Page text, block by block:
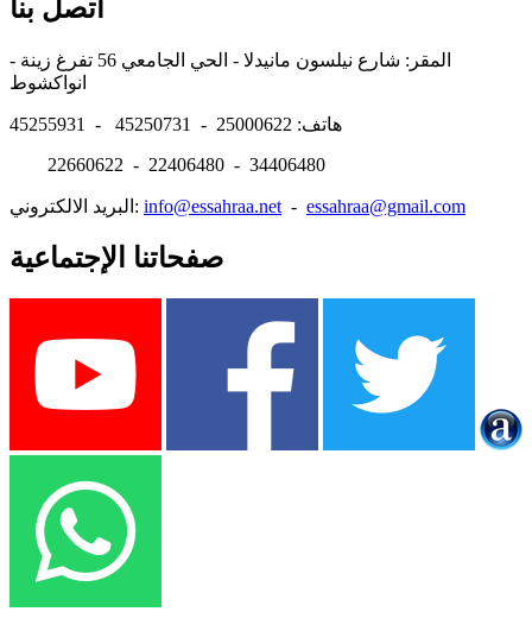
اتصل بنا
المقر: شارع نيلسون مانيدلا - الحي الجامعي 56 تفرغ زينة -
هاتف: 25000622 - 45250731 - 45255931
22660622 - 22406480 - 34406480
البريد الالكتروني: info@essahraa.net - essahraa@gmail.com
صفحاتنا الإجتماعية